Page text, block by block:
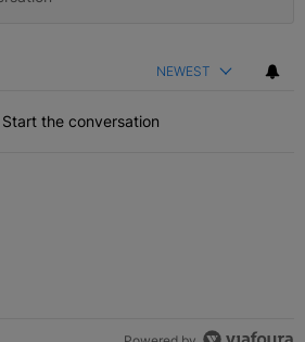
NEWEST
Start the conversation